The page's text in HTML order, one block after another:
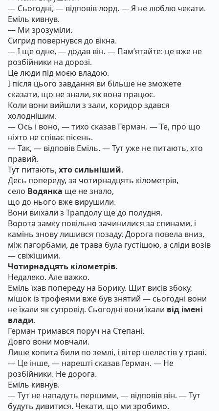
— Сьогодні, — відповів лорд. — Я не люблю чекати.
Еміль кивнув.
— Ми зрозуміли.
Сигрид повернувся до вікна.
— І ще одне, — додав він. — Пам’ятайте: це вже не
розбійники на дорозі.
Це люди під моєю владою.
І після цього завдання ви більше не зможете
сказати, що не знали, як вона працює.
Коли вони вийшли з зали, коридор здався
холоднішим.
— Ось і воно, — тихо сказав Герман. — Те, про що
ніхто не співає пісень.
— Так, — відповів Еміль. — Тут уже не питають, хто
правий.
Тут питають, хто сильніший.
Десь попереду, за чотирнадцять кілометрів,
село Водянка ще не знало,
що до нього вже вирушили.
Вони виїхали з Трапдолу ще до полудня.
Ворота замку повільно зачинилися за спинами, і
камінь знову лишився позаду. Дорога повела вниз,
між пагорбами, де трава була густішою, а сліди возів
— свіжішими.
Чотирнадцять кілометрів.
Недалеко. Але важко.
Еміль їхав попереду на Борику. Щит висів збоку,
мішок із трофеями вже був знятий — сьогодні вони
не їхали як супровід. Сьогодні вони їхали від імені
влади.
Герман тримався поруч на Степані.
Довго вони мовчали.
Лише копита били по землі, і вітер шелестів у траві.
— Це інше, — нарешті сказав Герман. — Не
розбійники. Не дорога.
Еміль кивнув.
— Тут не нападуть першими, — відповів він. — Тут
будуть дивитися. Чекати, що ми зробимо.